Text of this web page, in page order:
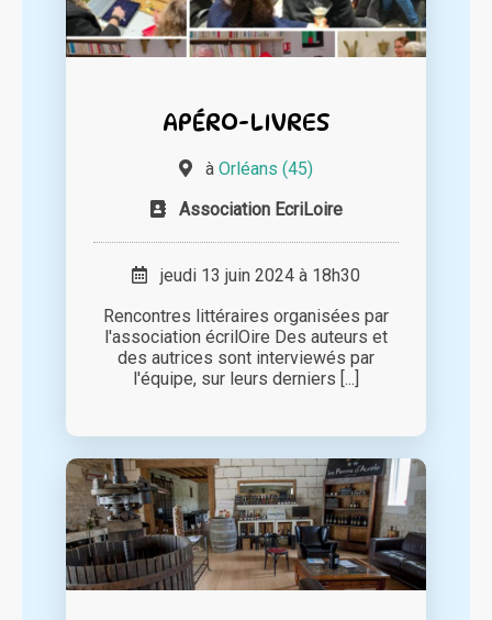
APÉRO-LIVRES
à Orléans (45)
Association EcriLoire
jeudi 13 juin 2024 à 18h30
Rencontres littéraires organisées par
l'association écrilOire Des auteurs et
des autrices sont interviewés par
l'équipe, sur leurs derniers [...]